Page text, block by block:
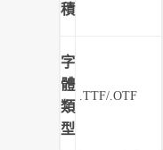
積
字
體
類
型
.TTF/.OTF